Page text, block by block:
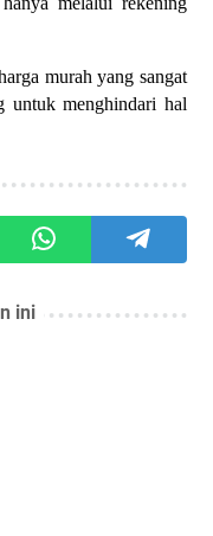
murah yang sangat
untuk menghindari hal
ini